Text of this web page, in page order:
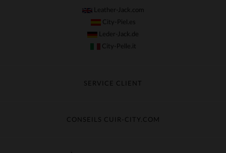
Leather-Jack.com
City-Piel.es
Leder-Jack.de
City-Pelle.it
SERVICE CLIENT
Échange & Remboursement
CONSEILS CUIR-CITY.COM